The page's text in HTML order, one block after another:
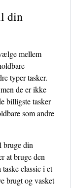
din
mellem
typer tasker.
de er ikke
billigste tasker
som andre
bruge din
at bruge den
classic i et
brugt og vasket